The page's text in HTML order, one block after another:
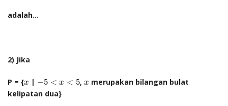
adalah...
2) Jika
P = {x
x | −5 < x < 5
5<x <5 , x
x merupakan bilangan bulat
kelipatan dua}